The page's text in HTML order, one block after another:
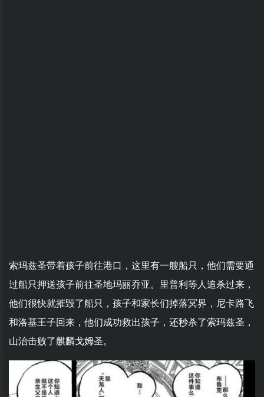
索玛兹圣带着孩子前往港口，这里有一艘船只，他们需要通
过船只押送孩子前往圣地玛丽乔亚。里普利等人追杀过来，
他们很快就摧毁了船只，孩子和家长们掉落冥界，尼卡路飞
和洛基王子回来，他们成功救出孩子，还秒杀了索玛兹圣，
山治击败了麒麟戈姆圣。